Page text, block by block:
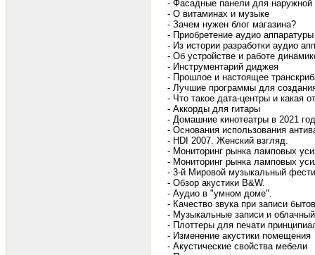
- Фасадные панели для наружной
- О витаминах и музыке
- Зачем нужен блог магазина?
- Приобретение аудио
- Из истории разработки аудио
- Об устройстве и работе
- Инструментарий диджея
- Прошлое и настоящее
- Лучшие программы для
- Что такое дата-центры и какая
- Аккорды для гитары
- Домашние кинотеатры в 2021
- Основания использования
- HDI 2007. Женский взгляд.
- Мониторинг рынка ламповых
- Мониторинг рынка ламповых
- 3-й Мировой музыкальный
- Обзор акустики B&W.
- Аудио в "умном доме".
- Качество звука при записи
- Музыкальные записи и облачный
- Плоттеры для печати
- Изменение акустики помещения
- Акустические свойства мебели